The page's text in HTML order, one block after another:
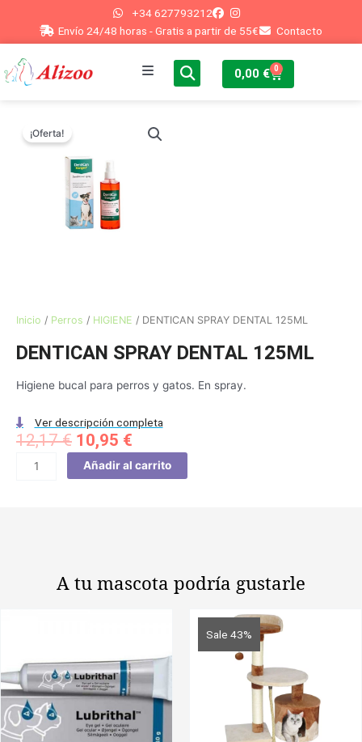
contenido
+34 627793212
Envío 24/48 horas - Gratis a partir de 55€
Contacto
Perros
Gatos
Peces
Otros
Blog
0,00 € 0
Cart
¡Oferta!
Inicio / Perros / HIGIENE / DENTICAN SPRAY DENTAL 125ML
DENTICAN SPRAY DENTAL 125ML
Higiene bucal para perros y gatos. En spray.
Ver descripción completa
12,17€ El
precio
original
10,95 €
precio
actual
DENTICAN
Añadir al carrito
A tu mascota podría gustarle
Sale 43%